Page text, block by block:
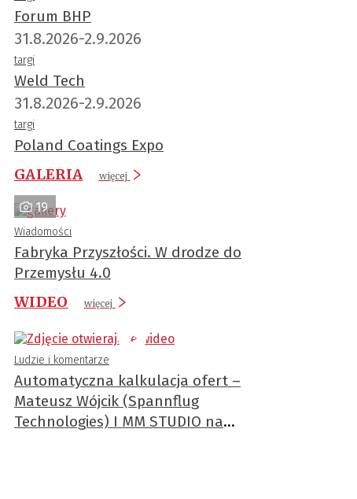
Forum BHP
31.8.2026-2.9.2026
targi
Weld Tech
31.8.2026-2.9.2026
targi
Poland Coatings Expo
GALERIA
więcej
19
Wiadomości
Fabryka Przyszłości. W drodze do
Przemysłu 4.0
WIDEO
więcej
Ludzie i komentarze
Automatyczna kalkulacja ofert –
Mateusz Wójcik (Spannflug
Technologies) I MM STUDIO na